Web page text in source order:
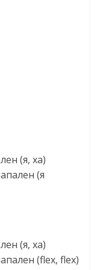
(я, ха)
(я
(я, ха)
(flex, flex)